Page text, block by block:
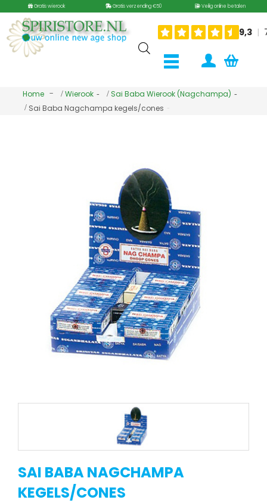
Gratis wierook Gratis verzending €50 Veilig online betalen
Home Wierook
Sai Baba Wierook (Nagchampa)
Sai Baba Nagchampa kegels/cones
SAI BABA NAGCHAMPA
KEGELS/CONES